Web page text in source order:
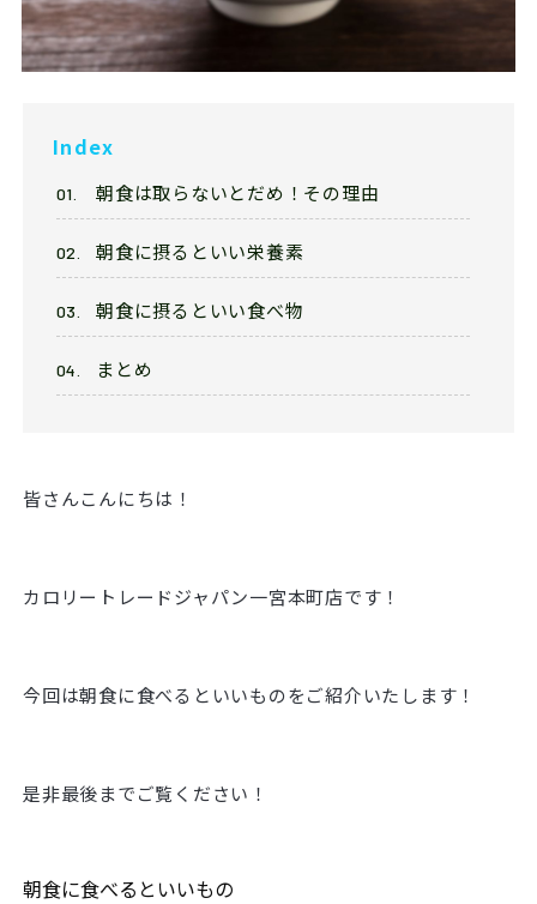
Franchise フランチャイズ加盟店募集
Our Sns
Index
朝食は取らないとだめ！その理由
朝食に摂るといい栄養素
朝食に摂るといい食べ物
まとめ
皆さんこんにちは！
カロリートレードジャパン一宮本町店です！
今回は朝食に食べるといいものをご紹介いたします！
是非最後までご覧ください！
朝食に食べるといいもの